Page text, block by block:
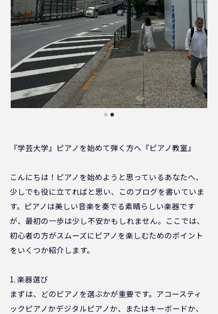
『学芸大学』ピアノを始めて弾く方へ『ピアノ教室』
こんにちは！ピアノを始めようと思っているあなたへ、
少しでも役に立てればと思い、このブログを書いていま
す。ピアノは美しい音楽を奏でる素晴らしい楽器です
が、最初の一歩は少し不安かもしれません。ここでは、
初心者の方がスムーズにピアノを楽しむためのポイント
をいくつか紹介します。
1. 楽器選び
まずは、どのピアノを選ぶかが重要です。アコースティ
ックピアノかデジタルピアノか、またはキーボードか、